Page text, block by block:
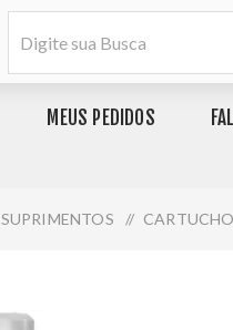
MEUS PEDIDOS
SUPRIMENTOS /